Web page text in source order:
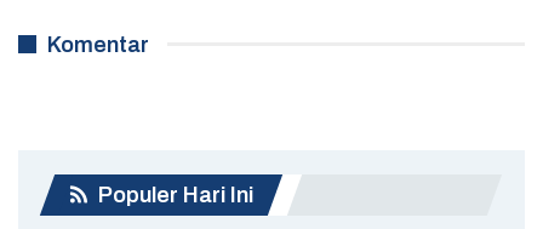
Komentar
Populer Hari Ini